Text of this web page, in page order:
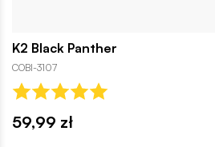
K2 Black Panther
COBI-3107
59,99 zł